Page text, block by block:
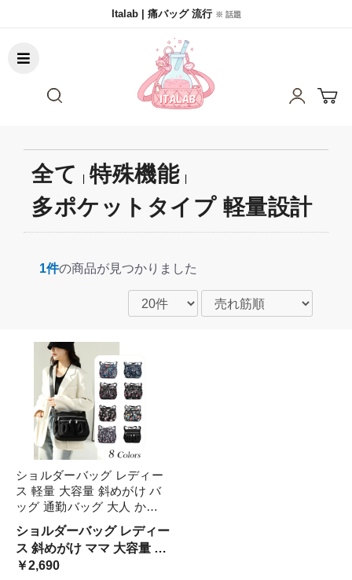
Italab | 痛バッグ 流行 ※ 話題
全て 特殊機能
多ポケットタイプ 軽量設計
1件の商品が見つかりました
ショルダーバッグ レディー
ス 軽量 大容量 斜めがけ バ
ッグ 通勤バッグ 大人 かわ
いい 大きめ 小さめ 収納バ
ッグ ポケット沢山 撥水 布
バッグ たっぷり ファスナー
付き 機能性 軽いバッグ 肩
ショルダーバッグ レディー
ス 斜めがけ ママ 大容量 軽
量 斜め掛け おしゃれ 大人
￥2,690